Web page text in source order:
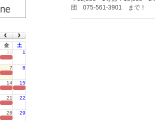
金
土
31 1
7 8
14 15
21 22
28 29
団 075-561-3901 まで！